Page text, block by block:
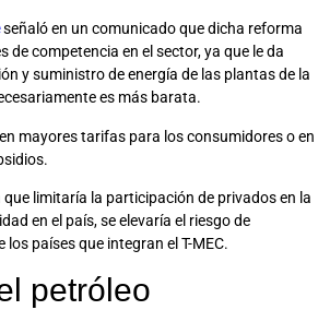
señaló en un comunicado que dicha reforma
de competencia en el sector, ya que le da
y suministro de energía de las plantas de la
es más barata.
mayores tarifas para los consumidores o en
limitaría la participación de privados en la
en el país, se elevaría el riesgo de
países que integran el T-MEC.
petróleo